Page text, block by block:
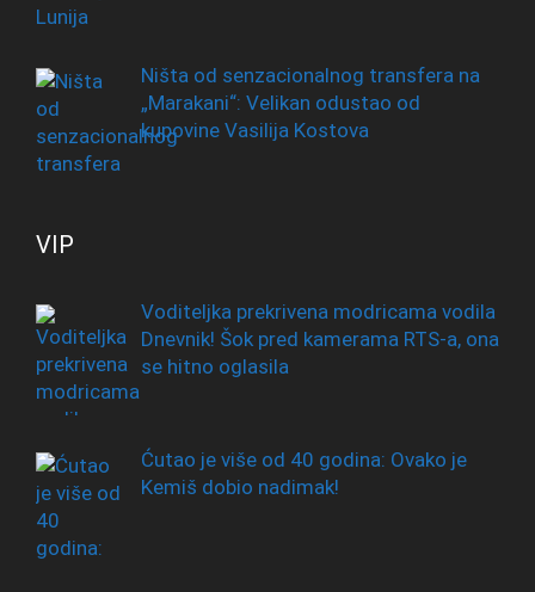
Ništa od senzacionalnog transfera na
„Marakani“: Velikan odustao od
kupovine Vasilija Kostova
VIP
Voditeljka prekrivena modricama vodila
Dnevnik! Šok pred kamerama RTS-a, ona
se hitno oglasila
Ćutao je više od 40 godina: Ovako je
Kemiš dobio nadimak!